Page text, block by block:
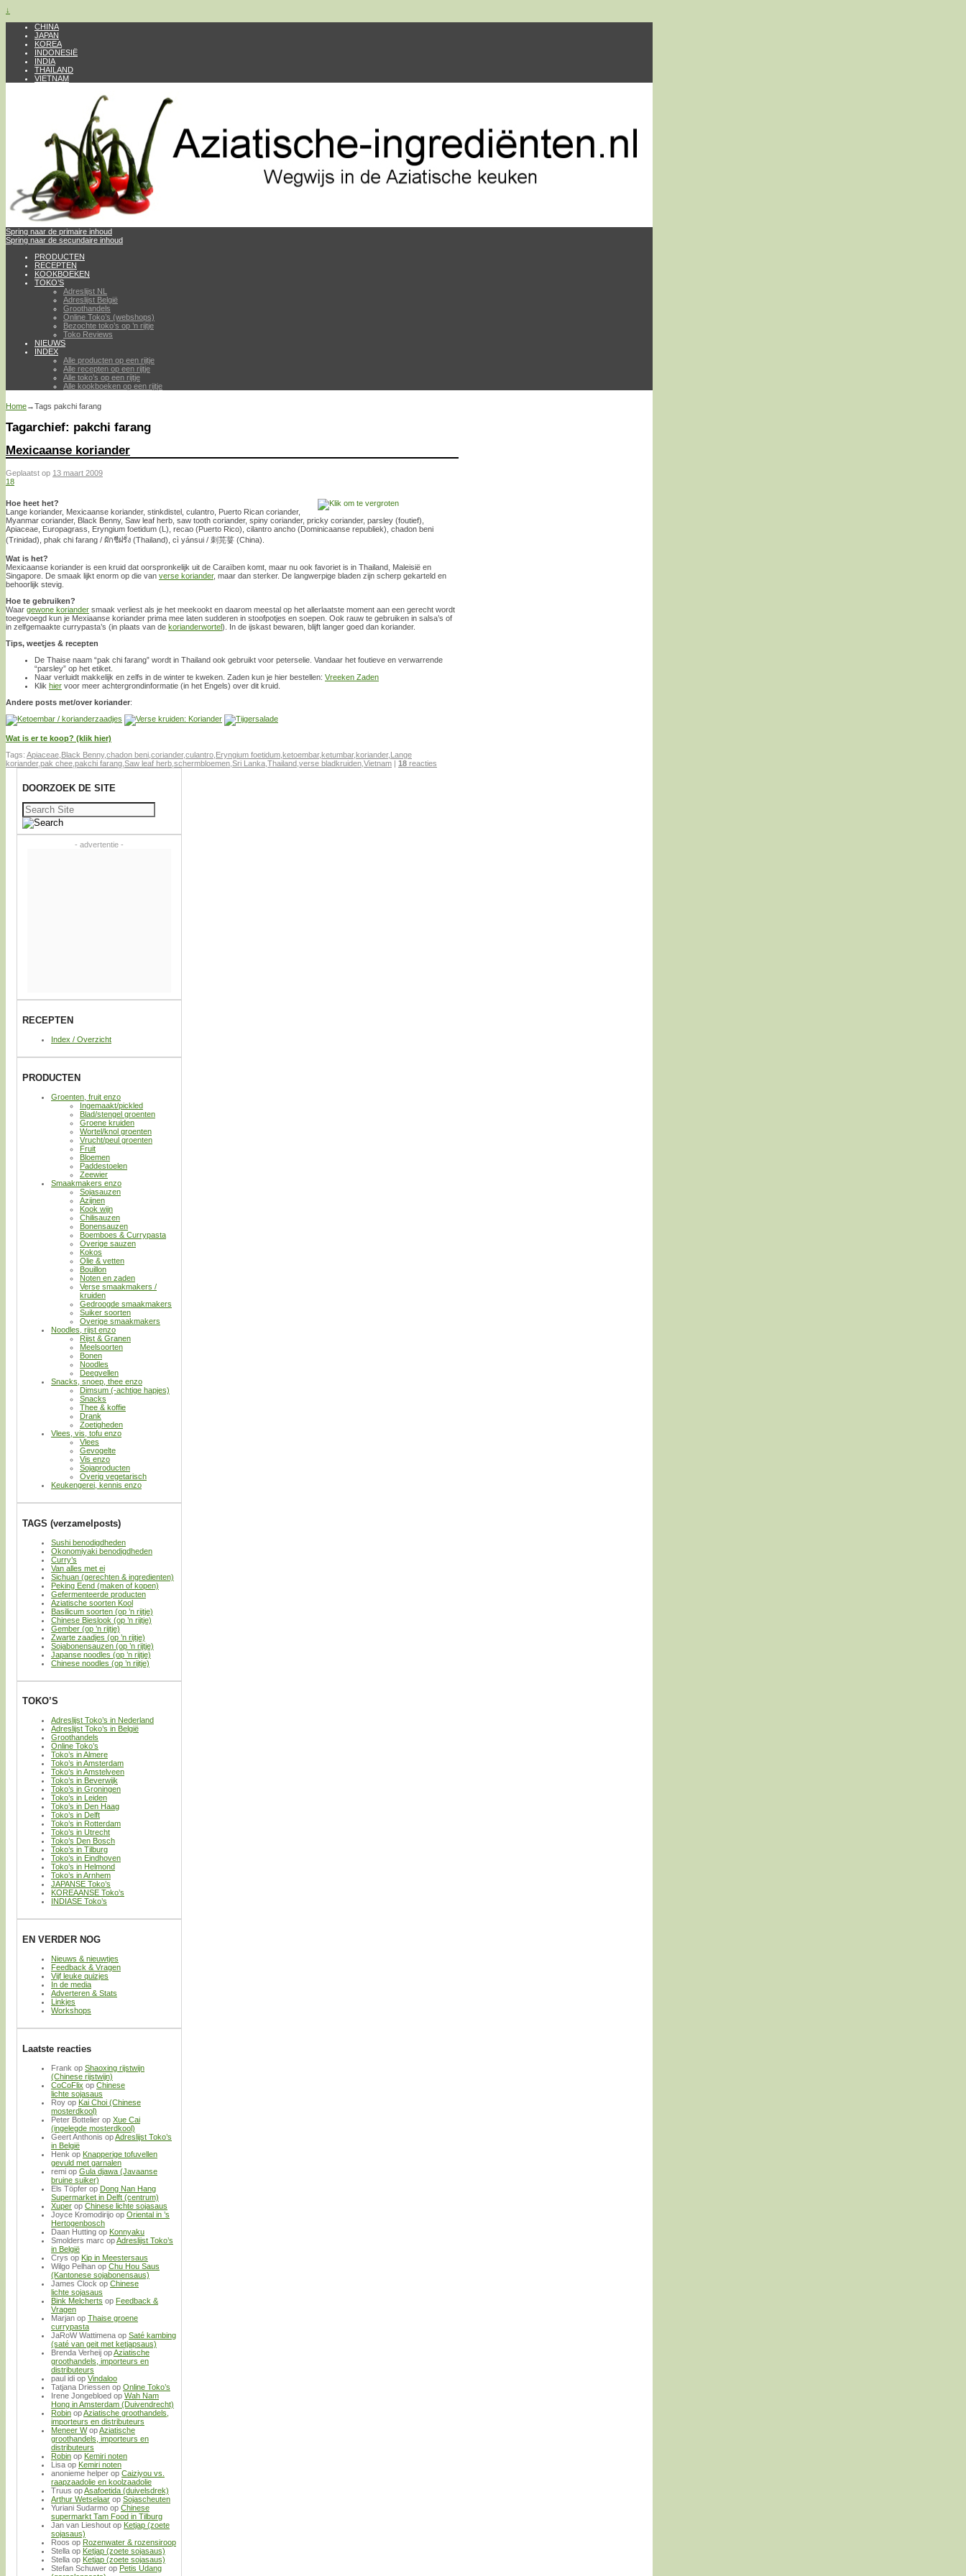
↓
CHINA
JAPAN
KOREA
INDONESIË
INDIA
THAILAND
VIETNAM
Spring naar de primaire inhoud
Spring naar de secundaire inhoud
PRODUCTEN
RECEPTEN
KOOKBOEKEN
TOKO’S
Adreslijst NL
Adreslijst België
Groothandels
Online Toko’s (webshops)
Bezochte toko’s op ’n rijtje
Toko Reviews
NIEUWS
INDEX
Alle producten op een rijtje
Alle recepten op een rijtje
Alle toko’s op een rijtje
Alle kookboeken op een rijtje
Home→Tags pakchi farang
Tagarchief: pakchi farang
Mexicaanse koriander
Geplaatst op 13 maart 2009
18
Hoe heet het?
Lange koriander, Mexicaanse koriander, stinkdistel, culantro, Puerto Rican coriander,
Myanmar coriander, Black Benny, Saw leaf herb, saw tooth coriander, spiny coriander, pricky coriander, parsley (foutief),
Apiaceae, Europagrass, Eryngium foetidum (L), recao (Puerto Rico), cilantro ancho (Dominicaanse republiek), chadon beni
(Trinidad), phak chi farang / ผักชีฝรั่ง (Thailand), cì yánsui / 刺芫荽 (China).
Wat is het?
Mexicaanse koriander is een kruid dat oorspronkelijk uit de Caraïben komt, maar nu ook favoriet is in Thailand, Maleisië en
Singapore. De smaak lijkt enorm op die van verse koriander, maar dan sterker. De langwerpige bladen zijn scherp gekarteld en
behoorlijk stevig.
Hoe te gebruiken?
Waar gewone koriander smaak verliest als je het meekookt en daarom meestal op het allerlaatste moment aan een gerecht wordt
toegevoegd kun je Mexiaanse koriander prima mee laten sudderen in stoofpotjes en soepen. Ook rauw te gebruiken in salsa’s of
in zelfgemaakte currypasta’s (in plaats van de korianderwortel). In de ijskast bewaren, blijft langer goed dan koriander.
Tips, weetjes & recepten
De Thaise naam “pak chi farang” wordt in Thailand ook gebruikt voor peterselie. Vandaar het foutieve en verwarrende
“parsley” op het etiket.
Naar verluidt makkelijk en zelfs in de winter te kweken. Zaden kun je hier bestellen: Vreeken Zaden
Klik hier voor meer achtergrondinformatie (in het Engels) over dit kruid.
Andere posts met/over koriander:
Wat is er te koop? (klik hier)
Tags: Apiaceae Black Benny,chadon beni coriander,culantro Eryngium foetidum ketoembar,ketumbar,koriander, Lange
koriander,pak chee pakchi farang Saw leaf herb schermbloemen Sri Lanka Thailand verse bladkruiden Vietnam | 18 reacties
DOORZOEK DE SITE
Zoeken
naar:
- advertentie -
RECEPTEN
Index / Overzicht
PRODUCTEN
Groenten, fruit enzo
Ingemaakt/pickled
Blad/stengel groenten
Groene kruiden
Wortel/knol groenten
Vrucht/peul groenten
Fruit
Bloemen
Paddestoelen
Zeewier
Smaakmakers enzo
Sojasauzen
Azijnen
Kook wijn
Chilisauzen
Bonensauzen
Boemboes & Currypasta
Overige sauzen
Kokos
Olie & vetten
Bouillon
Noten en zaden
Verse smaakmakers /
kruiden
Gedroogde smaakmakers
Suiker soorten
Overige smaakmakers
Noodles, rijst enzo
Rijst & Granen
Meelsoorten
Bonen
Noodles
Deegvellen
Snacks, snoep, thee enzo
Dimsum (-achtige hapjes)
Snacks
Thee & koffie
Drank
Zoetigheden
Vlees, vis, tofu enzo
Vlees
Gevogelte
Vis enzo
Sojaproducten
Overig vegetarisch
Keukengerei, kennis enzo
TAGS (verzamelposts)
Sushi benodigdheden
Okonomiyaki benodigdheden
Curry’s
Van alles met ei
Sichuan (gerechten & ingredienten)
Peking Eend (maken of kopen)
Gefermenteerde producten
Aziatische soorten Kool
Basilicum soorten (op ’n rijtje)
Chinese Bieslook (op ’n rijtje)
Gember (op ’n rijtje)
Zwarte zaadjes (op ’n rijtje)
Sojabonensauzen (op ’n rijtje)
Japanse noodles (op ’n rijtje)
Chinese noodles (op ’n rijtje)
TOKO’S
Adreslijst Toko’s in Nederland
Adreslijst Toko’s in België
Groothandels
Online Toko’s
Toko’s in Almere
Toko’s in Amsterdam
Toko’s in Amstelveen
Toko’s in Beverwijk
Toko’s in Groningen
Toko’s in Leiden
Toko’s in Den Haag
Toko’s in Delft
Toko’s in Rotterdam
Toko’s in Utrecht
Toko’s Den Bosch
Toko’s in Tilburg
Toko’s in Eindhoven
Toko’s in Helmond
Toko’s in Arnhem
JAPANSE Toko’s
KOREAANSE Toko’s
INDIASE Toko’s
EN VERDER NOG
Nieuws & nieuwtjes
Feedback & Vragen
Vijf leuke quizjes
In de media
Adverteren & Stats
Linkjes
Workshops
Laatste reacties
Frank op Shaoxing rijstwijn
(Chinese rijstwijn)
CoCoFlix op Chinese
lichte sojasaus
Roy op Kai Choi (Chinese
mosterdkool)
Peter Bottelier op Xue Cai
(ingelegde mosterdkool)
Geert Anthonis opAdreslijst Toko’s
in België
Henk op Knapperige tofuvellen
gevuld met garnalen
remi op Gula djawa (Javaanse
bruine suiker)
Els Töpfer op Dong Nan Hang
Supermarket in Delft (centrum)
Xuper op Chinese lichte sojasaus
Joyce Kromodirijo op Oriental in ’s
Hertogenbosch
Daan Hutting op Konnyaku
Smolders marc opAdreslijst Toko’s
in België
Crys op Kip in Meestersaus
Wilgo Pelhan op Chu Hou Saus
(Kantonese sojabonensaus)
James Clock op Chinese
lichte sojasaus
Bink Melcherts op Feedback &
Vragen
Marjan op Thaise groene
currypasta
JaRoW Wattimena op Saté kambing
(saté van geit met ketjapsaus)
Brenda Verheij opAziatische
groothandels, importeurs en
distributeurs
paul idi op Vindaloo
Tatjana Driessen op Online Toko’s
Irene Jongebloed op Wah Nam
Hong in Amsterdam (Duivendrecht)
Robin opAziatische groothandels,
importeurs en distributeurs
Meneer WopAziatische
groothandels, importeurs en
distributeurs
Robin op Kemiri noten
Lisa op Kemiri noten
anonieme helper op Caiziyou vs.
raapzaadolie en koolzaadolie
Truus opAsafoetida (duivelsdrek)
Arthur Wetselaar op Sojascheuten
Yuriani Sudarmo op Chinese
supermarkt Tam Food in Tilburg
Jan van Lieshout op Ketjap (zoete
sojasaus)
Roos op Rozenwater & rozensiroop
Stella op Ketjap (zoete sojasaus)
Stella op Ketjap (zoete sojasaus)
Stefan Schuwer op Petis Udang